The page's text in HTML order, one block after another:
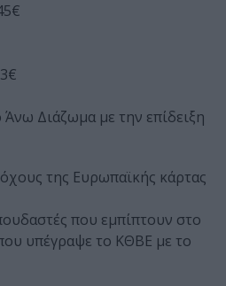
Διάζωμα με την επίδειξη
της Ευρωπαϊκής κάρτας
που εμπίπτουν στο
υπέγραψε το ΚΘΒΕ με το